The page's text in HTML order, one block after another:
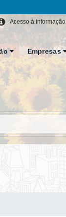
Acesso à Informação
Empresas